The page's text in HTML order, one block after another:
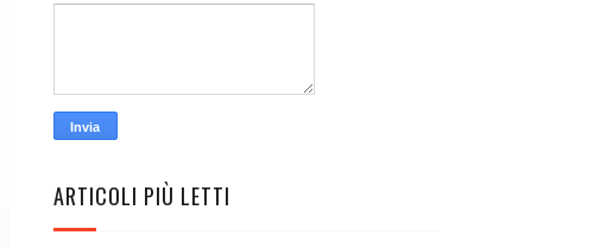
ARTICOLI PIÙ LETTI